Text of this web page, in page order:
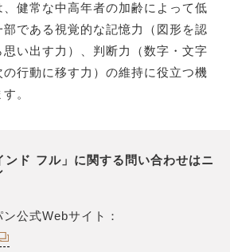
健常な中高年者の加齢によって低
である視覚的な記憶力（図形を認
い出す力）、判断力（数字・文字
行動に移す力）の維持に役立つ機
。
ド フル」に関する問い合わせはニ
公式Webサイト：